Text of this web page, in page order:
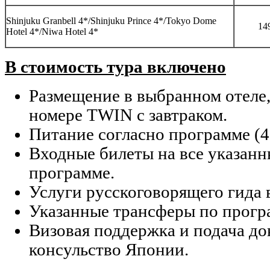
Shinjuku Granbell 4*/Shinjuku Prince 4*/Tokyo Dome
Hotel 4*/Niwa Hotel 4*
В стоимость тура включено
Размещение в выбранном
номере TWIN с завтраком.
Питание согласно программе
Входные билеты на все
программе.
Услуги русскоговорящего гида
Указанные трансферы по
Визовая поддержка и подача
консульство Японии.